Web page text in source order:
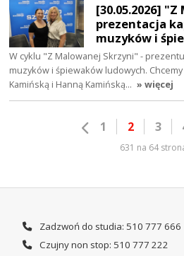
[30.05.2026]
prezentacja
muzyków i
W cyklu "Z Malowanej Skrzyni" -
muzyków i śpiewaków ludowych.
Kamińską i Hanną Kamińską… » więcej
1 2 3
631 na 64
Zadzwoń do studia: 510 777 666
Czujny non stop: 510 777 222